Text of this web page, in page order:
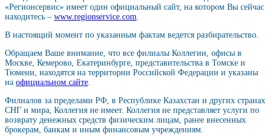
«Регионсервис» имеет один официальный сайт, на котором Вы сейчас
находитесь – www.regionservice.com
В настоящий момент по указанным фактам ведется разбирательство.
Обращаем Ваше внимание, что все филиалы Коллегии, офисы в
Москве, Кемерово, Екатеринбурге, представительства в Томске и
Тюмени, находятся на территории Российской Федерации и указаны
на официальном сайте
Филиалов за пределами РФ, в Республике Казахстан и других странах
СНГ и мира, Коллегия не имеет. Коллегия не представляет услуги по
возврату денежных средств физическим лицам, ранее внесенных
брокерам, банкам и иным финансовым учреждениям.